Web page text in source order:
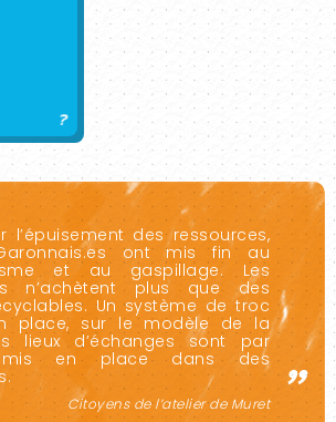
l’épuisement des ressources,
ont mis fin au
et au gaspillage. Les
n’achètent plus que des
Un système de troc
place, sur le modèle de la
lieux d’échanges sont par
mis en place dans des
Citoyens de l’atelier de Muret